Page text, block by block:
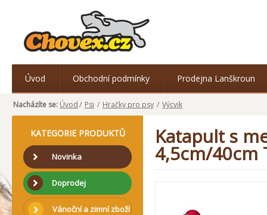
Úvod Obchodní podmínky Prodejna Lanškroun
Nacházíte se: Úvod/ Psi / Hračky pro psy / Výcvik
KATEGORIE PRODUKTŮ
Novinka
Doprodej
Vánoční a zimní zboží
Katapult s
4,5cm/40cm